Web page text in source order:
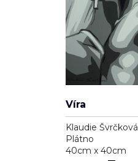
Víra
Klaudie Švrčková
Plátno
40cm x 40cm